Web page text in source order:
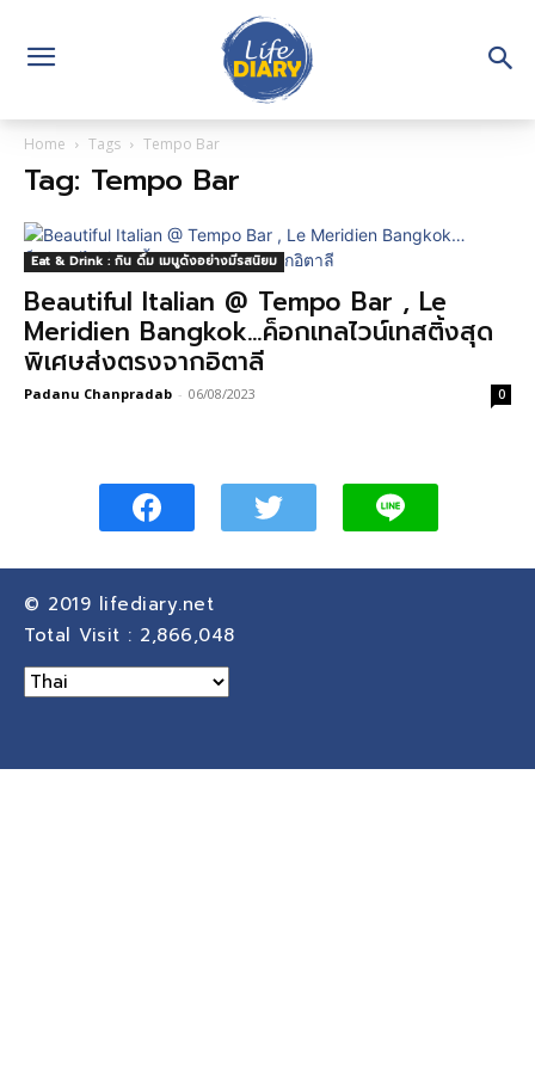
Home Tags Tempo Bar
Tag: Tempo Bar
Eat & Drink : กิน ดื่ม เมนูดังอย่างมีรสนิยม
Beautiful Italian @ Tempo Bar , Le
Meridien Bangkok…ค็อกเทลไวน์เทสติ้งสุด
พิเศษส่งตรงจากอิตาลี
Padanu Chanpradab - 06/08/2023 0
© 2019 lifediary.net
Total Visit : 2,866,048